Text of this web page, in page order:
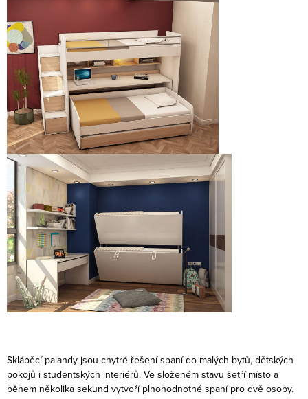
v
ý
p
i
s
u
Sklápěcí palandy jsou chytré řešení spaní do malých bytů, dětských
pokojů i studentských interiérů. Ve složeném stavu šetří místo a
během několika sekund vytvoří plnohodnotné spaní pro dvě osoby.